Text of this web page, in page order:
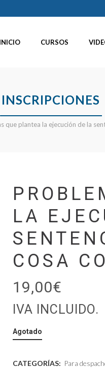
INICIO CURSOS
INSCRIPCIONES
que plantea la ejecución de la
LA
COSA
19,00€
IVA INCLUIDO.
Agotado
CATEGORÍAS: Para